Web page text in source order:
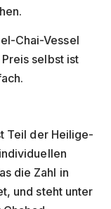
Chai-Vessel
selbst ist
Teil der Heilige-
die Zahl in
und steht unter